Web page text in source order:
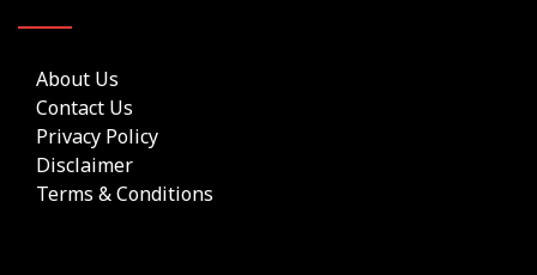
About Us
Contact Us
Privacy Policy
Disclaimer
Terms & Conditions